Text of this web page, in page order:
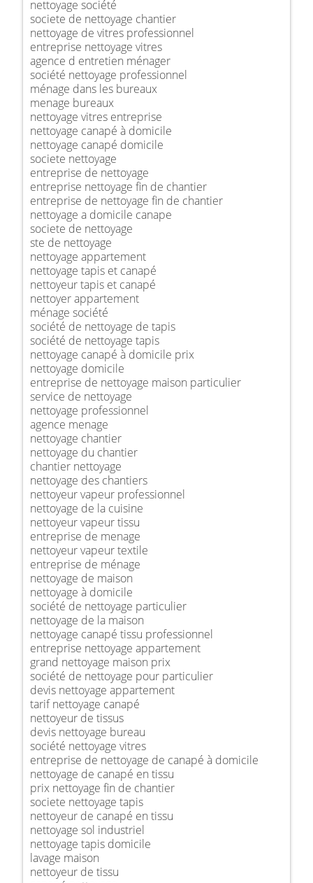
nettoyage société
societe de nettoyage chantier
nettoyage de vitres professionnel
entreprise nettoyage vitres
agence d entretien ménager
société nettoyage professionnel
ménage dans les bureaux
menage bureaux
nettoyage vitres entreprise
nettoyage canapé à domicile
nettoyage canapé domicile
societe nettoyage
entreprise de nettoyage
entreprise nettoyage fin de chantier
entreprise de nettoyage fin de chantier
nettoyage a domicile canape
societe de nettoyage
ste de nettoyage
nettoyage appartement
nettoyage tapis et canapé
nettoyeur tapis et canapé
nettoyer appartement
ménage société
société de nettoyage de tapis
société de nettoyage tapis
nettoyage canapé à domicile prix
nettoyage domicile
entreprise de nettoyage maison particulier
service de nettoyage
nettoyage professionnel
agence menage
nettoyage chantier
nettoyage du chantier
chantier nettoyage
nettoyage des chantiers
nettoyeur vapeur professionnel
nettoyage de la cuisine
nettoyeur vapeur tissu
entreprise de menage
nettoyeur vapeur textile
entreprise de ménage
nettoyage de maison
nettoyage à domicile
société de nettoyage particulier
nettoyage de la maison
nettoyage canapé tissu professionnel
entreprise nettoyage appartement
grand nettoyage maison prix
société de nettoyage pour particulier
devis nettoyage appartement
tarif nettoyage canapé
nettoyeur de tissus
devis nettoyage bureau
société nettoyage vitres
entreprise de nettoyage de canapé à domicile
nettoyage de canapé en tissu
prix nettoyage fin de chantier
societe nettoyage tapis
nettoyeur de canapé en tissu
nettoyage sol industriel
nettoyage tapis domicile
lavage maison
nettoyeur de tissu